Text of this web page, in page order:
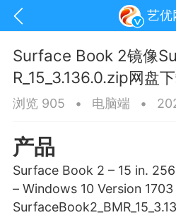
艺优
Surface Book 2镜像
R_15_3.136.0.zip网盘
浏览 905 • 电脑端 •
产品
Surface Book 2 – 15 in.
– Windows 10 Version 1703